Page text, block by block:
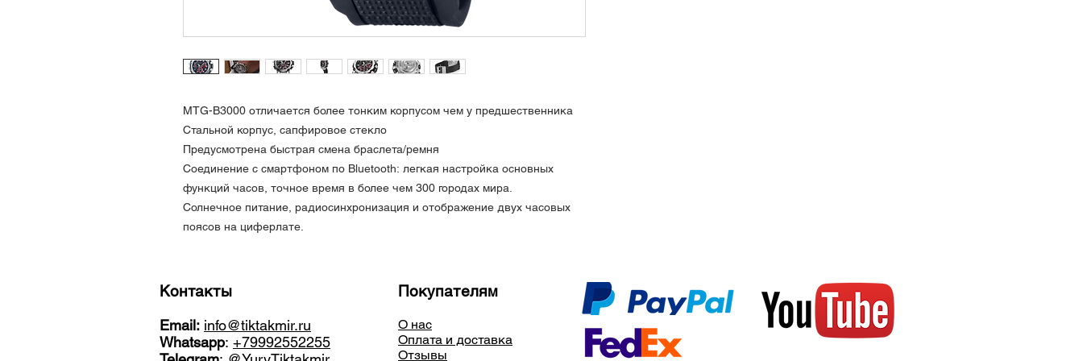
MTG-B3000 отличается более тонким корпусом чем у предшественника
Стальной корпус, сапфировое стекло
Предусмотрена быстрая смена браслета/ремня
Соединение с смартфоном по Bluetooth: легкая настройка основных
функций часов, точное время в более чем 300 городах мира.
Солнечное питание, радиосинхронизация и отображение двух часовых
поясов на циферлате.
Индикатор заряда батареи
Функция энергосбережения (в темноте она
экономит электроэнергию, останавливая движение
стрелок через определенный промежуток времени)
Контакты
Email: info@tiktakmir.ru
Whatsapp: +79992552255
Покупателям
О нас
Оплата и доставка
Отзывы